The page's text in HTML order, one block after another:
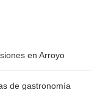
en Arroyo
de gastronomía